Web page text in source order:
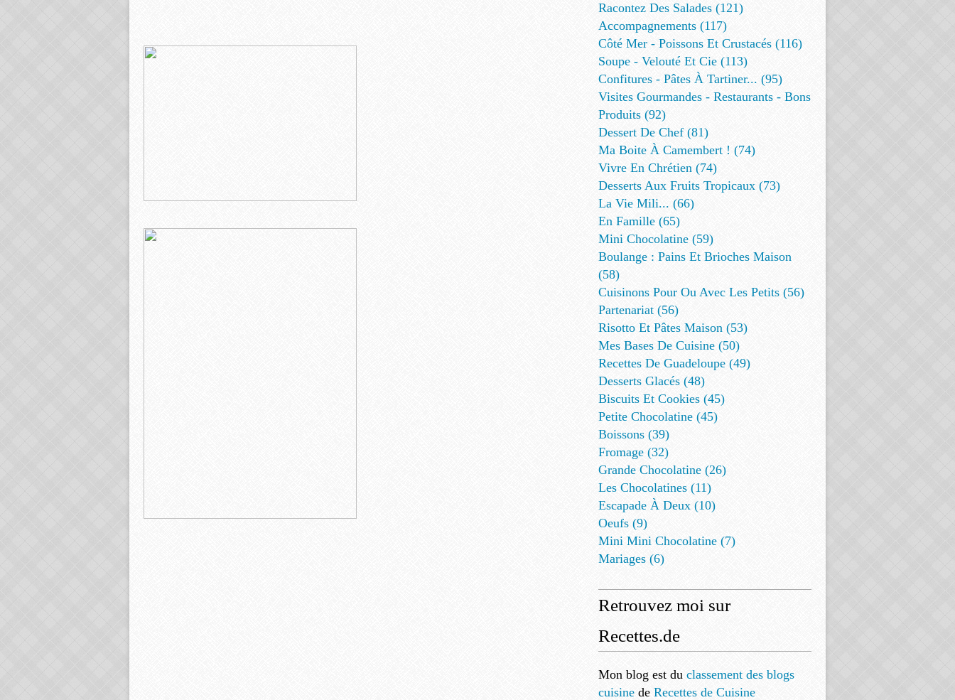
Racontez Des Salades (121)
Accompagnements (117)
Côté Mer - Poissons Et Crustacés (116)
Soupe - Velouté Et Cie (113)
Confitures - Pâtes À Tartiner... (95)
Visites Gourmandes - Restaurants - Bons
Produits (92)
Dessert De Chef (81)
Ma Boite À Camembert ! (74)
Vivre En Chrétien (74)
Desserts Aux Fruits Tropicaux (73)
La Vie Mili... (66)
En Famille (65)
Mini Chocolatine (59)
Boulange : Pains Et Brioches Maison
(58)
Cuisinons Pour Ou Avec Les Petits (56)
Partenariat (56)
Risotto Et Pâtes Maison (53)
Mes Bases De Cuisine (50)
Recettes De Guadeloupe (49)
Desserts Glacés (48)
Biscuits Et Cookies (45)
Petite Chocolatine (45)
Boissons (39)
Fromage (32)
Grande Chocolatine (26)
Les Chocolatines (11)
Escapade À Deux (10)
Oeufs (9)
Mini Mini Chocolatine (7)
Mariages (6)
Retrouvez moi sur
Recettes.de
Mon blog est du classement des blogs
cuisine de Recettes de Cuisine